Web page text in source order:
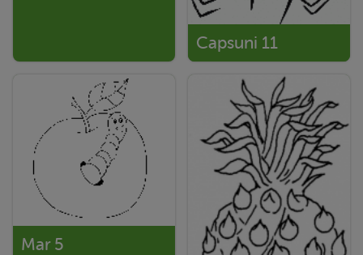
Capsuni 11
Mar 5